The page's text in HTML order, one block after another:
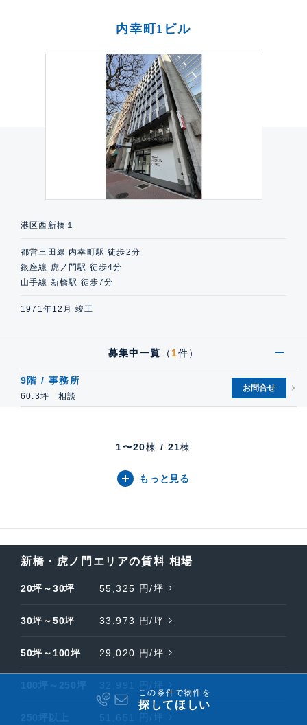
内幸町1ビル
港区西新橋１
都営三田線 内幸町駅 徒歩2分
銀座線 虎ノ門駅 徒歩4分
山手線 新橋駅 徒歩7分
1971年12月 竣工
募集中一覧 （ 1件）
9階 / 事務所
60.3坪 相談
お問合せ
1〜20棟 / 21棟
もっと見る
新橋・虎ノ門エリアの賃料 相場
20坪～30坪 55,325 円/坪
30坪～50坪 33,973 円/坪
50坪～100坪 29,020 円/坪
この条件で物件を
探してほしい